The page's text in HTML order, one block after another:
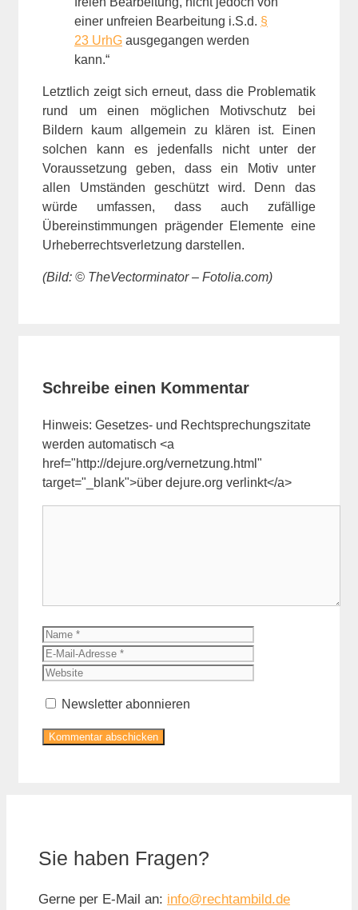
einer unfreien Bearbeitung i.S.d. §
23 UrhG ausgegangen werden
kann.“
Letztlich zeigt sich erneut, dass die Problematik
rund um einen möglichen Motivschutz bei
Bildern kaum allgemein zu klären ist. Einen
solchen kann es jedenfalls nicht unter der
Voraussetzung geben, dass ein Motiv unter
allen Umständen geschützt wird. Denn das
würde umfassen, dass auch zufällige
Übereinstimmungen prägender Elemente eine
Urheberrechtsverletzung darstellen.
(Bild: © TheVectorminator – Fotolia.com)
Schreibe einen Kommentar
Hinweis: Gesetzes- und Rechtsprechungszitate
werden automatisch <a
href="http://dejure.org/vernetzung.html"
target="_blank">über dejure.org verlinkt</a>
Name
Newsletter abonnieren
Sie haben Fragen?
Gerne per E-Mail an: info@rechtambild.de